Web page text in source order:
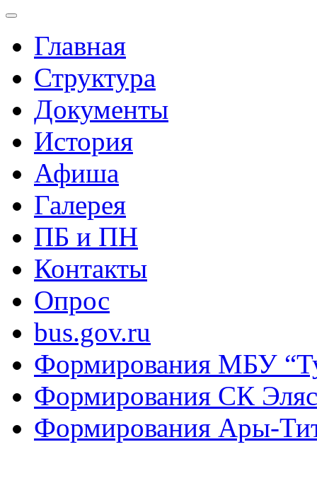
Главная
Структура
Документы
История
Афиша
Галерея
ПБ и ПН
Контакты
Опрос
bus.gov.ru
Формирования МБУ
Формирования СК
Формирования Ары-